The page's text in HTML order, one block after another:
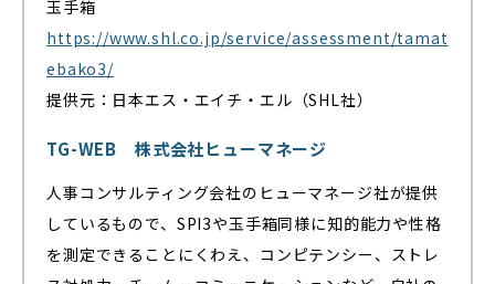
玉手箱
https://www.shl.co.jp/service/assessment/tamat
ebako3/
提供元：日本エス・エイチ・エル（SHL社）
TG-WEB 株式会社ヒューマネージ
人事コンサルティング会社のヒューマネージ社が提供
しているもので、SPI3や玉手箱同様に知的能力や性格
を測定できることにくわえ、コンピテンシー、ストレ